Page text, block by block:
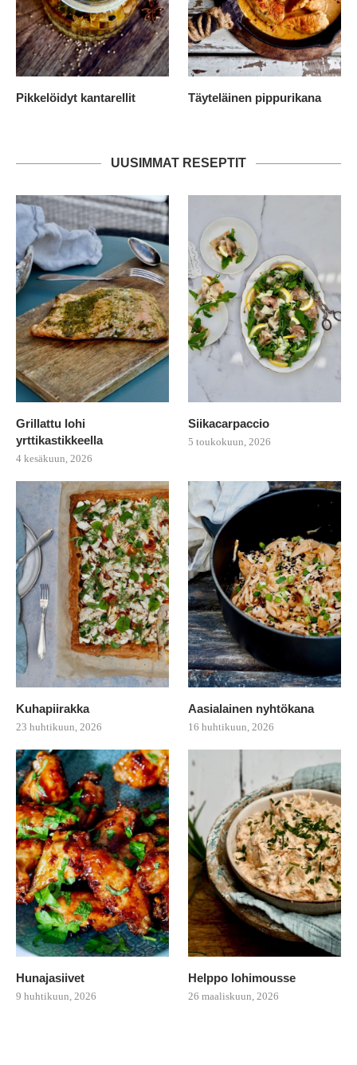
Pikkelöidyt kantarellit Täyteläinen pippurikana
UUSIMMAT RESEPTIT
Grillattu lohi
yrttikastikkeella
4 kesäkuun, 2026
Siikacarpaccio
5 toukokuun, 2026
Kuhapiirakka
23 huhtikuun, 2026
Aasialainen nyhtökana
16 huhtikuun, 2026
Hunajasiivet
9 huhtikuun, 2026
Helppo lohimousse
26 maaliskuun, 2026